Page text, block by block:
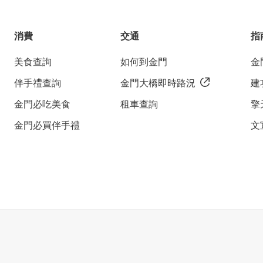
消費
美食查詢
伴手禮查詢
金門必吃美食
金門必買伴手禮
交通
如何到金門
金門大橋即時路況
租車查詢
指
金
建
擎
文